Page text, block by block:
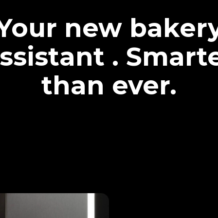
new
.
than ever.